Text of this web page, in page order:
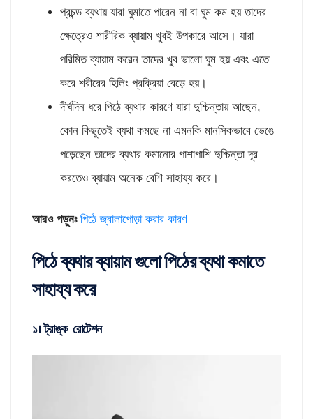
প্রচন্ড ব্যথায় যারা ঘুমাতে পারেন না বা ঘুম কম হয় তাদের
ক্ষেত্রেও শারীরিক ব্যায়াম খুবই উপকারে আসে। যারা
পরিমিত ব্যায়াম করেন তাদের খুব ভালো ঘুম হয় এবং এতে
করে শরীরের হিলিং প্রক্রিয়া বেড়ে হয়।
দীর্ঘদিন ধরে পিঠে ব্যথার কারণে যারা দুশ্চিন্তায় আছেন,
কোন কিছুতেই ব্যথা কমছে না এমনকি মানসিকভাবে ভেঙে
পড়েছেন তাদের ব্যথার কমানোর পাশাপাশি দুশ্চিন্তা দূর
করতেও ব্যায়াম অনেক বেশি সাহায্য করে।
আরও পড়ুনঃ পিঠে জ্বালাপোড়া করার কারণ
পিঠে ব্যথার ব্যায়াম গুলো পিঠের ব্যথা কমাতে
সাহায্য করে
১। ট্রাঙ্ক রোটেশন